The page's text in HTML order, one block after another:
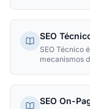
SEO
SEO Técnico
mecanismos
SEO On-